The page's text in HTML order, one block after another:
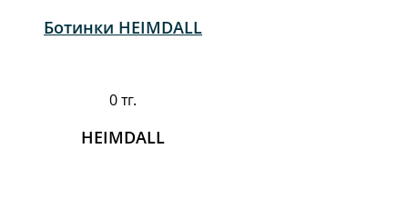
Ботинки HEIMDALL
0 тг.
HEIMDALL